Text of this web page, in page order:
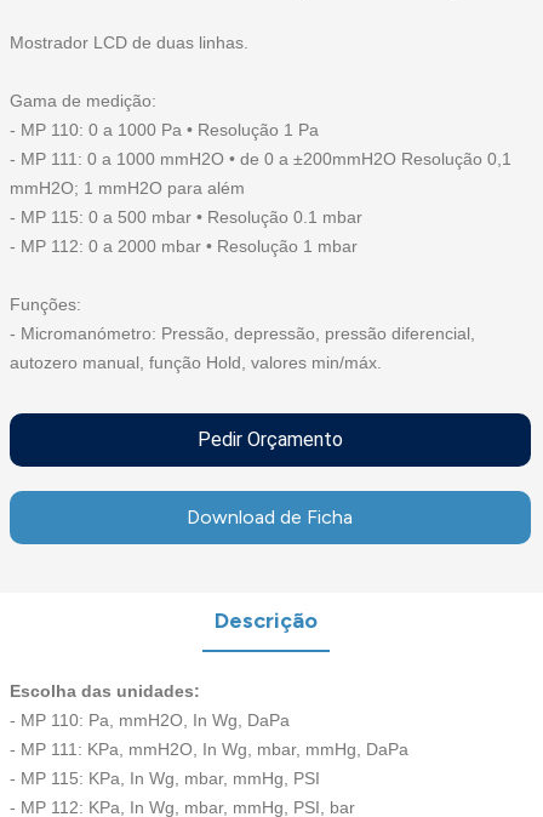
Mostrador LCD de duas linhas.
Gama de medição:
- MP 110: 0 a 1000 Pa • Resolução 1 Pa
- MP 111: 0 a 1000 mmH2O • de 0 a ±200mmH2O Resolução 0,1
mmH2O; 1 mmH2O para além
- MP 115: 0 a 500 mbar • Resolução 0.1 mbar
- MP 112: 0 a 2000 mbar • Resolução 1 mbar
Funções:
- Micromanómetro: Pressão, depressão, pressão diferencial,
autozero manual, função Hold, valores min/máx.
Pedir Orçamento
Download de Ficha
Descrição
Escolha das unidades:
- MP 110: Pa, mmH2O, In Wg, DaPa
- MP 111: KPa, mmH2O, In Wg, mbar, mmHg, DaPa
- MP 115: KPa, In Wg, mbar, mmHg, PSI
- MP 112: KPa, In Wg, mbar, mmHg, PSI, bar